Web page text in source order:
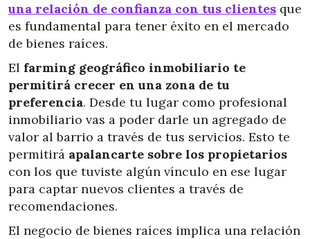
una relación de confianza con tus clientes que
es fundamental para tener éxito en el mercado
de bienes raíces.
El farming geográfico inmobiliario te
permitirá crecer en una zona de tu
preferencia. Desde tu lugar como profesional
inmobiliario vas a poder darle un agregado de
valor al barrio a través de tus servicios. Esto te
permitirá apalancarte sobre los propietarios
con los que tuviste algún vínculo en ese lugar
para captar nuevos clientes a través de
recomendaciones.
El negocio de bienes raíces implica una relación